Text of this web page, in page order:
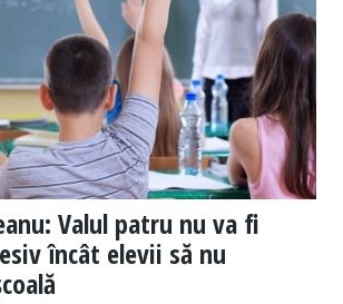
Valul patru nu va fi
încât elevii să nu